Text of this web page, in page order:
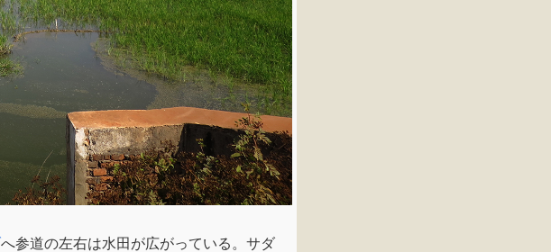
へ参道の左右は水田が広がっている。サダ